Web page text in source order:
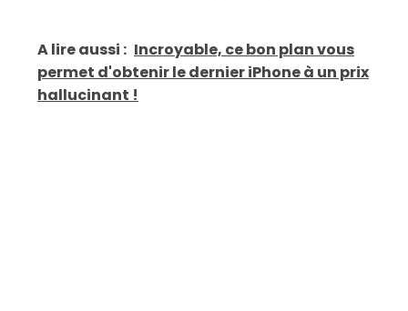
A lire aussi : Incroyable, ce bon plan vous
permet d'obtenir le dernier iPhone à un prix
hallucinant !